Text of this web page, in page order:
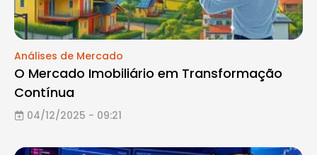
Análises de Mercado
O Mercado Imobiliário em Transformação
Contínua
04/12/2025 - 09:21